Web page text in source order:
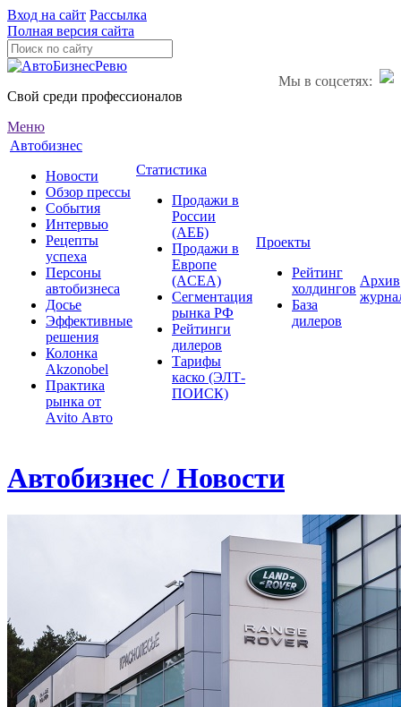
Вход на сайт Рассылка
Полная версия сайта
Мы в соцсетях:
Свой среди профессионалов
Меню
Автобизнес
Новости
Обзор прессы
События
Интервью
Рецепты
успеха
Персоны
автобизнеса
Досье
Эффективные
решения
Колонка
Akzonobel
Практика
рынка от
Аvito Авто
Статистика
Продажи в
России
(АЕБ)
Продажи в
Европе
(ACEA)
Сегментация
рынка РФ
Рейтинги
дилеров
Тарифы
каско (ЭЛТ-
ПОИСК)
Проекты
Рейтинг
холдингов
База
дилеров
Архив
Автобизнес / Новости